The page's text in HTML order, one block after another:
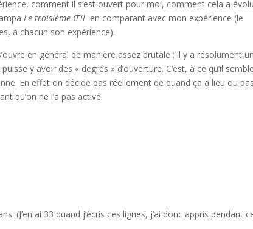
comment il s’est ouvert pour moi, comment cela a
Le troisième Œil en comparant avec mon expérience (le
à chacun son expérience).
en général de manière assez brutale ; il y a résolument un
y avoir des « degrés » d’ouverture. C’est, à ce qu’il
En effet on décide pas réellement de quand ça a lieu ou
qu’on ne l’a pas activé.
(J’en ai 33 quand j’écris ces lignes, j’ai donc appris pendant